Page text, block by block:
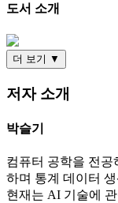
도서 소개
더 보기 ▼
저자 소개
박슬기
컴퓨터 공학을 전
하며 통계 데이터
현재는 AI 기술에